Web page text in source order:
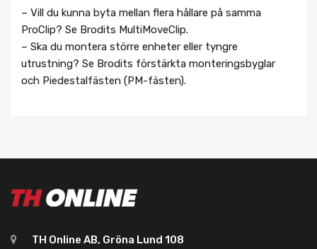
– Vill du kunna byta mellan flera hållare på samma
ProClip? Se Brodits MultiMoveClip.
– Ska du montera större enheter eller tyngre
utrustning? Se Brodits förstärkta monteringsbyglar
och Piedestalfästen (PM-fästen).
TH Online AB, Gröna Lund 108